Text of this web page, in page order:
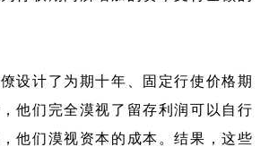
设计了为期十年、固定行使价格期
他们完全漠视了留存利润可以自行
他们漠视资本的成本。结果，这些